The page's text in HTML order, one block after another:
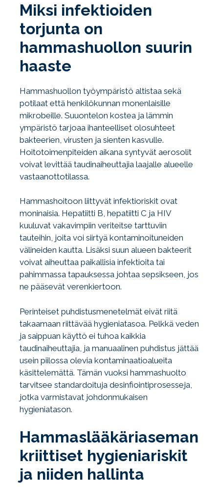
Miksi infektioiden
torjunta on
hammashuollon suurin
haaste
Hammashuollon työympäristö altistaa sekä
potilaat että henkilökunnan monenlaisille
mikrobeille. Suuontelon kostea ja lämmin
ympäristö tarjoaa ihanteelliset olosuhteet
bakteerien, virusten ja sienten kasvulle.
Hoitotoimenpiteiden aikana syntyvät aerosolit
voivat levittää taudinaiheuttajia laajalle alueelle
vastaanottotilassa.
Hammashoitoon liittyvät infektioriskit ovat
moninaisia. Hepatiitti B, hepatiitti C ja HIV
kuuluvat vakavimpiin veriteitse tarttuviin
tauteihin, joita voi siirtyä kontaminoituneiden
välineiden kautta. Lisäksi suun alueen bakteerit
voivat aiheuttaa paikallisia infektioita tai
pahimmassa tapauksessa johtaa sepsikseen, jos
ne pääsevät verenkiertoon.
Perinteiset puhdistusmenetelmät eivät riitä
takaamaan riittävää hygieniatasoa. Pelkkä veden
ja saippuan käyttö ei tuhoa kaikkia
taudinaiheuttajia, ja manuaalinen puhdistus jättää
usein piilossa olevia kontaminaatioalueita
käsittelemättä. Tämän vuoksi hammashuolto
tarvitsee standardoituja desinfiointiprosesseja,
jotka varmistavat johdonmukaisen
hygieniatason.
Hammaslääkäriaseman
kriittiset hygieniariskit
ja niiden hallinta